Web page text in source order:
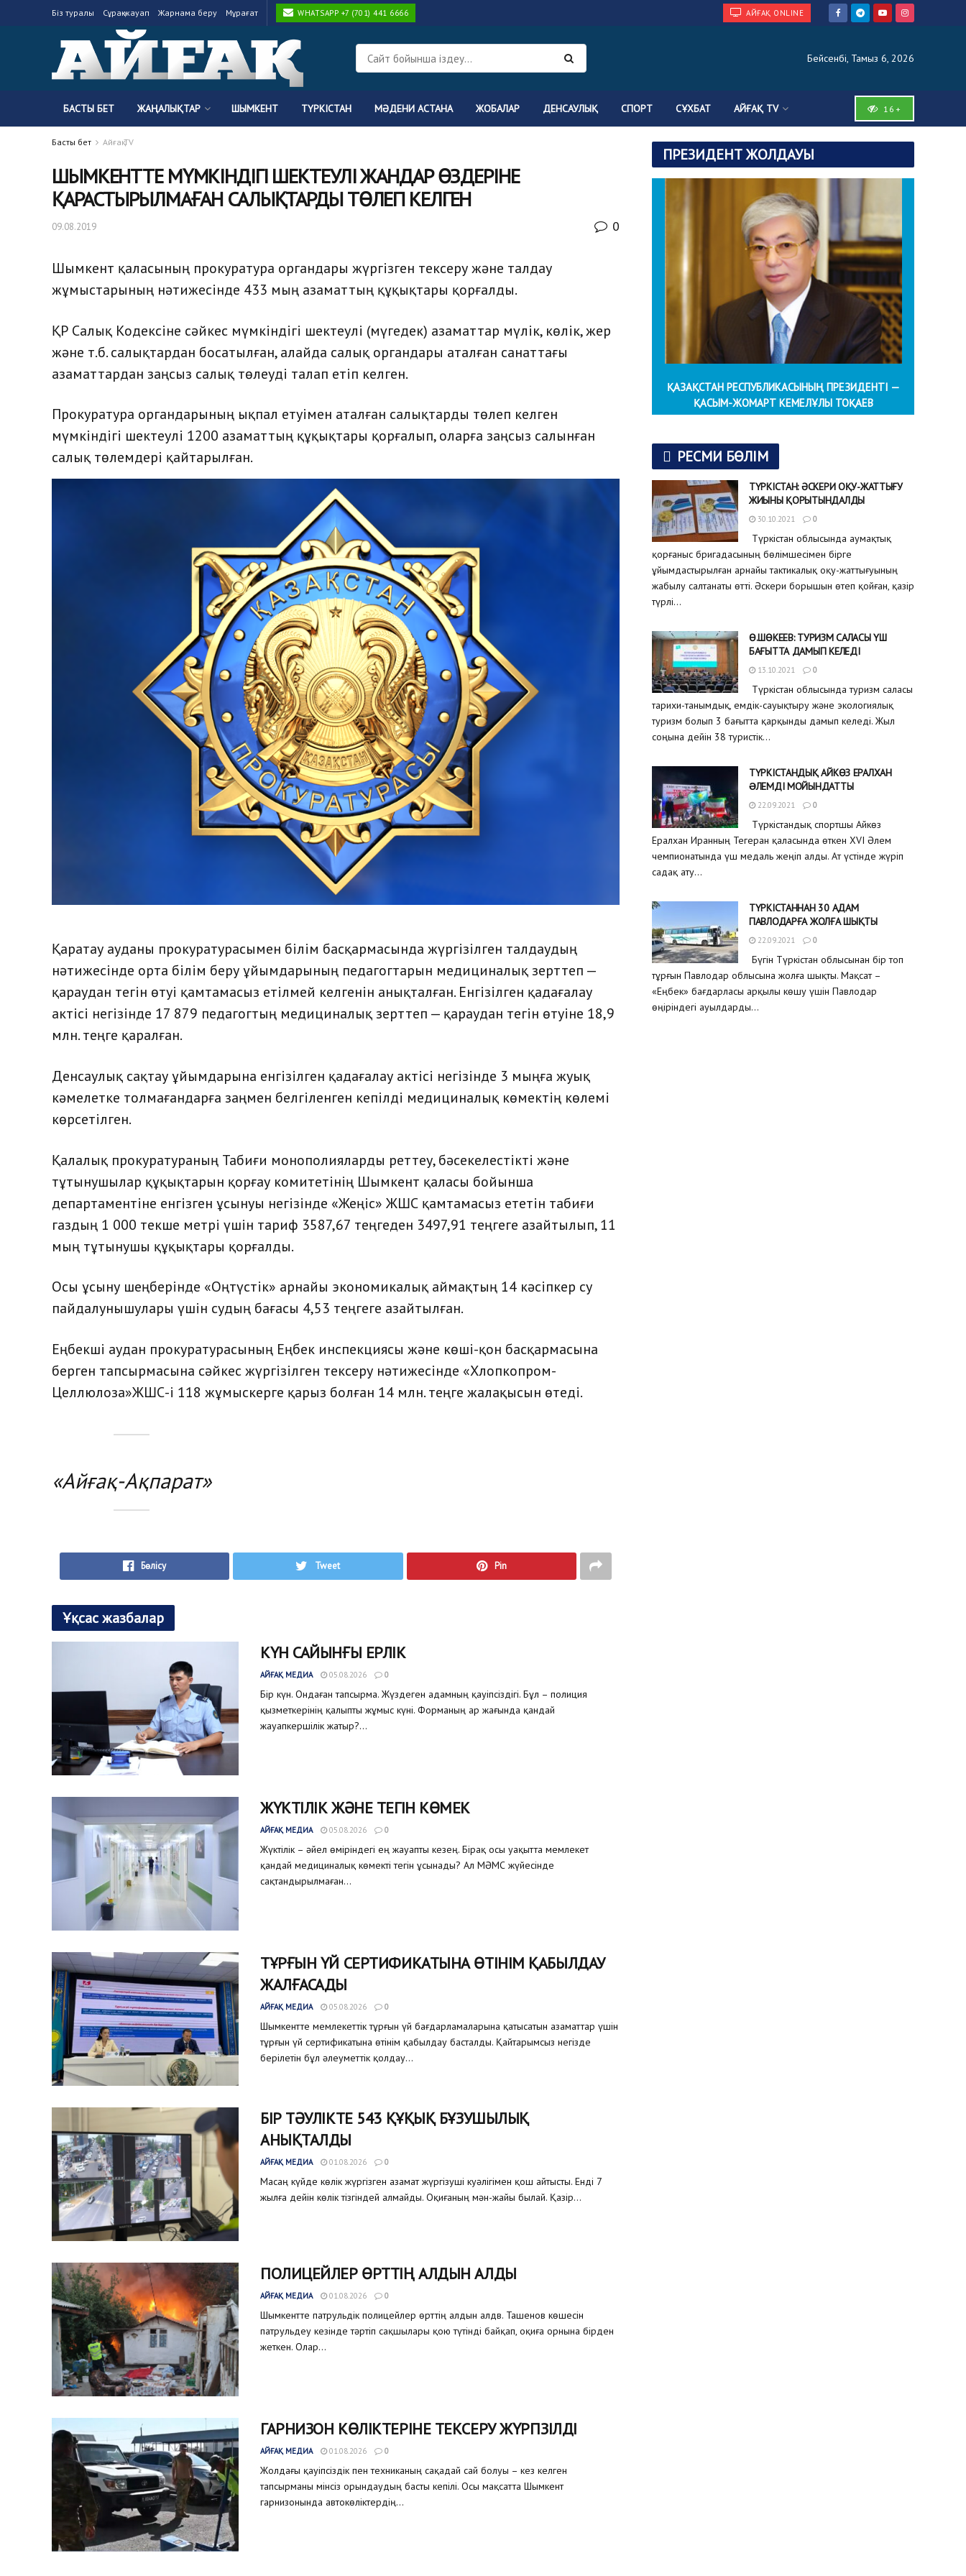
Біз туралы Сұрақ-жауап Жарнама беру Мұрағат WHATSAPP +7 (701) 441 6666 АЙҒАҚ ONLINE
Бейсенбі, Тамыз 6, 2026
БАСТЫ БЕТ ЖАҢАЛЫҚТАР ШЫМКЕНТ ТҮРКІСТАН МӘДЕНИ АСТАНА ЖОБАЛАР ДЕНСАУЛЫҚ СПОРТ СҰХБАТ АЙҒАҚ TV 16+
Басты бет Айғақ TV
ШЫМКЕНТТЕ МҮМКІНДІГІ ШЕКТЕУЛІ ЖАНДАР ӨЗДЕРІНЕ
ҚАРАСТЫРЫЛМАҒАН САЛЫҚТАРДЫ ТӨЛЕП КЕЛГЕН
09.08.2019 0
Шымкент қаласының прокуратура органдары жүргізген тексеру және талдау
жұмыстарының нәтижесінде 433 мың азаматтың құқықтары қорғалды.
ҚР Салық Кодексіне сәйкес мүмкіндігі шектеулі (мүгедек) азаматтар мүлік, көлік, жер
және т.б. салықтардан босатылған, алайда салық органдары аталған санаттағы
азаматтардан заңсыз салық төлеуді талап етіп келген.
Прокуратура органдарының ықпал етуімен аталған салықтарды төлеп келген
мүмкіндігі шектеулі 1200 азаматтың құқықтары қорғалып, оларға заңсыз салынған
салық төлемдері қайтарылған.
Қаратау ауданы прокуратурасымен білім басқармасында жүргізілген талдаудың
нәтижесінде орта білім беру ұйымдарының педагогтарын медициналық зерттеп —
қараудан тегін өтуі қамтамасыз етілмей келгенін анықталған. Енгізілген қадағалау
актісі негізінде 17 879 педагогтың медициналық зерттеп — қараудан тегін өтуіне 18,9
млн. теңге қаралған.
Денсаулық сақтау ұйымдарына енгізілген қадағалау актісі негізінде 3 мыңға жуық
кәмелетке толмағандарға заңмен белгіленген кепілді медициналық көмектің көлемі
көрсетілген.
Қалалық прокуратураның Табиғи монополияларды реттеу, бәсекелестікті және
тұтынушылар құқықтарын қорғау комитетінің Шымкент қаласы бойынша
департаментіне енгізген ұсынуы негізінде «Жеңіс» ЖШС қамтамасыз ететін табиғи
газдың 1 000 текше метрі үшін тариф 3587,67 теңгеден 3497,91 теңгеге азайтылып, 11
мың тұтынушы құқықтары қорғалды.
Осы ұсыну шеңберінде «Оңтүстік» арнайы экономикалық аймақтың 14 кәсіпкер су
пайдалунышулары үшін судың бағасы 4,53 теңгеге азайтылған.
Еңбекші аудан прокуратурасының Еңбек инспекциясы және көші-қон басқармасына
берген тапсырмасына сәйкес жүргізілген тексеру нәтижесінде «Хлопкопром-
Целлюлоза»ЖШС-і 118 жұмыскерге қарыз болған 14 млн. теңге жалақысын өтеді.
«Айғақ-Ақпарат»
Бөлісу Tweet Pin
Ұқсас жазбалар
КҮН САЙЫНҒЫ ЕРЛІК
АЙҒАҚ МЕДИА 05.08.2026 0
Бір күн. Ондаған тапсырма. Жүздеген адамның қауіпсіздігі. Бұл – полиция
қызметкерінің қалыпты жұмыс күні. Форманың ар жағында қандай
жауапкершілік жатыр?...
ЖҮКТІЛІК ЖӘНЕ ТЕГІН КӨМЕК
АЙҒАҚ МЕДИА 05.08.2026 0
Жүктілік – әйел өміріндегі ең жауапты кезең. Бірақ осы уақытта мемлекет
қандай медициналық көмекті тегін ұсынады? Ал МӘМС жүйесінде
сақтандырылмаған...
ТҰРҒЫН ҮЙ СЕРТИФИКАТЫНА ӨТІНІМ ҚАБЫЛДАУ
ЖАЛҒАСАДЫ
АЙҒАҚ МЕДИА 05.08.2026 0
Шымкентте мемлекеттік тұрғын үй бағдарламаларына қатысатын азаматтар үшін
тұрғын үй сертификатына өтінім қабылдау басталды. Қайтарымсыз негізде
берілетін бұл әлеуметтік қолдау...
БІР ТӘУЛІКТЕ 543 ҚҰҚЫҚ БҰЗУШЫЛЫҚ
АНЫҚТАЛДЫ
АЙҒАҚ МЕДИА 01.08.2026 0
Масаң күйде көлік жүргізген азамат жүргізуші куәлігімен қош айтысты. Енді 7
жылға дейін көлік тізгіндей алмайды. Оқиғаның мән-жайы былай. Қазір...
ПОЛИЦЕЙЛЕР ӨРТТІҢ АЛДЫН АЛДЫ
АЙҒАҚ МЕДИА 01.08.2026 0
Шымкентте патрульдік полицейлер өрттің алдын алдв. Ташенов көшесін
патрульдеу кезінде тәртіп сақшылары қою түтінді байқап, оқиға орнына бірден
жеткен. Олар...
ГАРНИЗОН КӨЛІКТЕРІНЕ ТЕКСЕРУ ЖҮРГІЗІЛДІ
АЙҒАҚ МЕДИА 01.08.2026 0
Жолдағы қауіпсіздік пен техниканың сақадай сай болуы – кез келген
тапсырманы мінсіз орындаудың басты кепілі. Осы мақсатта Шымкент
гарнизонында автокөліктердің...
ПРЕЗИДЕНТ ЖОЛДАУЫ
ҚАЗАҚСТАН РЕСПУБЛИКАСЫНЫҢ ПРЕЗИДЕНТІ —
ҚАСЫМ-ЖОМАРТ КЕМЕЛҰЛЫ ТОҚАЕВ
РЕСМИ БӨЛІМ
ТҮРКІСТАН: ӘСКЕРИ ОҚУ-ЖАТТЫҒУ
ЖИЫНЫ ҚОРЫТЫНДАЛДЫ
30.10.2021 0
Түркістан облысында аумақтық
қорғаныс бригадасының бөлімшесімен бірге
ұйымдастырылған арнайы тактикалық оқу-жаттығуының
жабылу салтанаты өтті. Әскери борышын өтеп қойған, қазір
түрлі...
Ө.ШӨКЕЕВ: ТУРИЗМ САЛАСЫ ҮШ
БАҒЫТТА ДАМЫП КЕЛЕДІ
13.10.2021 0
Түркістан облысында туризм саласы
тарихи-танымдық, емдік-сауықтыру және экологиялық
туризм болып 3 бағытта қарқынды дамып келеді. Жыл
соңына дейін 38 туристік...
ТҮРКІСТАНДЫҚ АЙКӨЗ ЕРАЛХАН
ƏЛЕМДІ МОЙЫНДАТТЫ
22.09.2021 0
Түркістандық спортшы Айкөз
Ералхан Иранның Тегеран қаласында өткен XVI Әлем
чемпионатында үш медаль жеңіп алды. Ат үстінде жүріп
садақ ату...
ТҮРКІСТАННАН 30 АДАМ
ПАВЛОДАРҒА ЖОЛҒА ШЫҚТЫ
22.09.2021 0
Бүгін Түркістан облысынан бір топ
тұрғын Павлодар облысына жолға шықты. Мақсат –
«Еңбек» бағдарласы арқылы көшу үшін Павлодар
өңіріндегі ауылдарды...